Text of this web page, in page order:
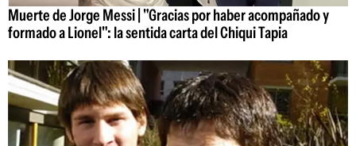
Muerte de Jorge Messi | "Gracias por haber acompañado y
formado a Lionel": la sentida carta del Chiqui Tapia